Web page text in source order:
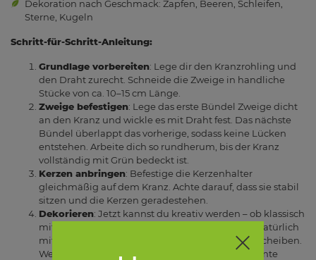
Dekoration nach Geschmack: Zapfen, Beeren, Schleifen,
Sterne, Kugeln
Schritt-für-Schritt-Anleitung:
Grundlage vorbereiten: Lege dir den Kranzrohling und
den Draht zurecht. Schneide die Zweige in handliche
Stücke von ca. 10–15 cm Länge.
Zweige befestigen: Lege das erste Bündel Zweige dicht
an den Kranz und wickle es mit Draht fest. Das nächste
Bündel überlappt das vorherige, sodass keine Lücken
entstehen. Arbeite dich so rundherum, bis der Kranz
vollständig mit Grün bedeckt ist.
Kerzen anbringen: Befestige die Kerzenhalter
gleichmäßig auf dem Kranz. Achte darauf, dass sie stabil
sitzen und die Kerzen geradestehen.
Dekorieren: Jetzt kannst du kreativ werden – ob klassisch
mit roten Schleifen und goldenen Kugeln oder natürlich
mit Zapfen, Beeren und getrockneten Orangenscheiben.
Weniger ist manchmal mehr, aber ein paar Akzente